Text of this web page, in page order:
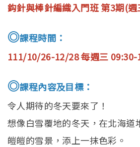
鈎針與棒針編織入門班 第3期(
◎課程時間：
111/10/26-12/28 每週三 09:30-
◎課程內容及目標：
令人期待的冬天要來了！
想像白雪覆地的冬天，在北海道
皚皚的雪景，添上一抹色彩。